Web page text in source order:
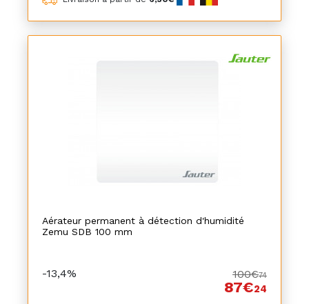
Aérateur permanent à détection d'humidité
Zemu SDB 100 mm
-13,4% 100€74
87€24